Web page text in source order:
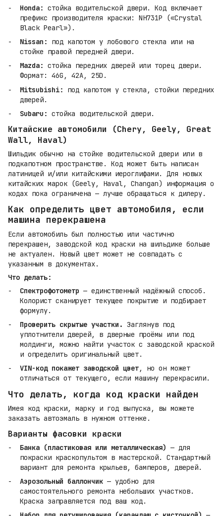
Honda: стойка водительской двери. Код включает
префикс производителя краски: NH731P («Crystal
Black Pearl»).
Nissan:
под капотом у лобового стекла или на
стойке правой передней двери.
Mazda: стойка передних дверей или торец двери.
Формат: 46G, 42A, 25D.
Mitsubishi:
под капотом у стекла, стойки передних
дверей.
Subaru: стойка водительской двери.
Китайские автомобили (Chery, Geely, Great
Wall, Haval)
Шильдик обычно на стойке водительской двери или в
подкапотном пространстве. Код может быть написан
латиницей и/или китайскими иероглифами. Для новых
китайских марок (Geely, Haval, Changan) информация о
кодах пока ограничена — лучше обращаться к дилеру.
Как определить цвет автомобиля, если
машина перекрашена
Если автомобиль был полностью или частично
перекрашен, заводской код краски на шильдике больше
не актуален. Новый цвет может не совпадать с
указанным в документах.
Что делать:
Спектрофотометр — единственный надёжный способ.
Колорист сканирует текущее покрытие и подбирает
формулу.
Проверить скрытые участки. Заглянув под
уплотнители дверей, в дверные проёмы или под
молдинги, можно найти участок с заводской краской
и определить оригинальный цвет.
VIN-код покажет заводской цвет, но он может
отличаться от текущего, если машину перекрасили.
Что делать, когда код краски найден
Имея код краски, марку и год выпуска, вы можете
заказать автоэмаль в нужном оттенке.
Варианты фасовки краски
Банка (пластиковая или металлическая) — для
покраски краскопультом в мастерской. Стандартный
вариант для ремонта крыльев, бамперов, дверей.
Аэрозольный баллончик — удобно для
самостоятельного ремонта небольших участков.
Краска заправляется под ваш код.